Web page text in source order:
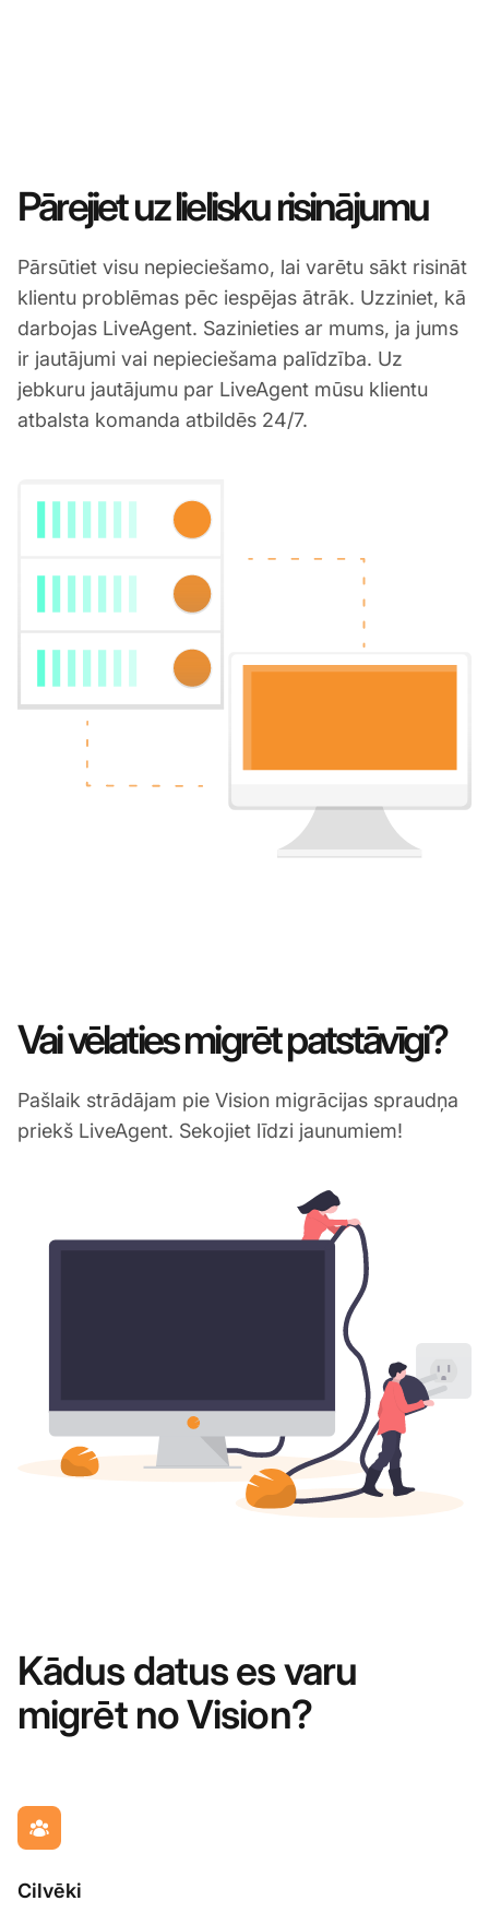
Pārejiet uz lielisku risinājumu
Pārsūtiet visu nepieciešamo, lai varētu sākt risināt
klientu problēmas pēc iespējas ātrāk. Uzziniet, kā
darbojas LiveAgent. Sazinieties ar mums, ja jums
ir jautājumi vai nepieciešama palīdzība. Uz
jebkuru jautājumu par LiveAgent mūsu klientu
atbalsta komanda atbildēs 24/7.
Vai vēlaties migrēt patstāvīgi?
Pašlaik strādājam pie Vision migrācijas spraudņa
priekš LiveAgent. Sekojiet līdzi jaunumiem!
Kādus datus es varu
migrēt no Vision?
Cilvēki